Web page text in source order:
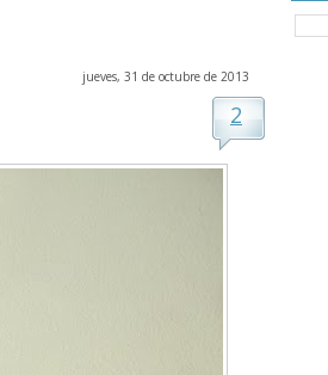
jueves, 31 de octubre de 2013
2